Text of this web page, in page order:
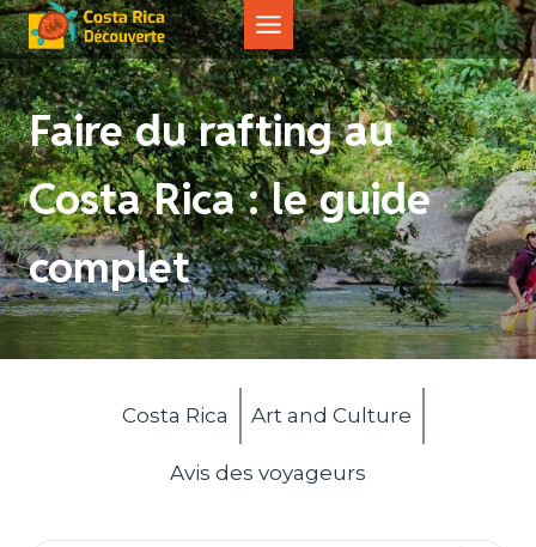
Aller
au
contenu
Faire du rafting au
Costa Rica : le guide
complet
Costa Rica Art and Culture
Avis des voyageurs